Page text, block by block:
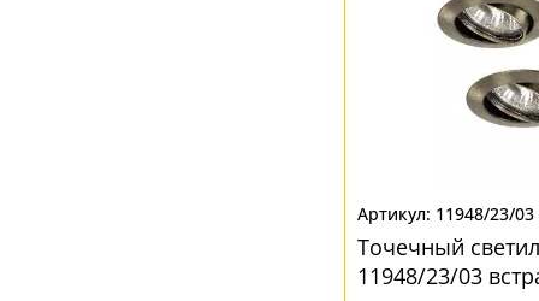
11948/23/03
Точечный
11948/23/03